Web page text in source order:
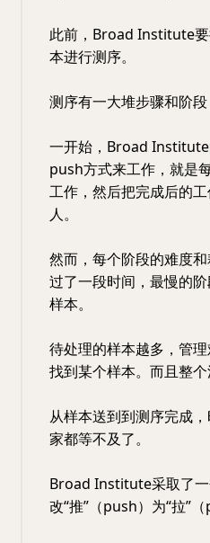
此前，Broad Institute
本进行测序。
测序有一大堆步骤和阶段
一开始，Broad
push方式来工作，就是
工作，然后把完成后的
人。
然而，每个阶段的难度
过了一段时间，最慢的
样本。
待处理的样本越多，管
找到某个样本。而且整个
从样本送到到测序完成
家都等不及了。
Broad Institute采取了一
改“推”（push）为“拉”（